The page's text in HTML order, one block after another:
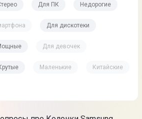
Для ПК Недорогие
Для дискотеки
Для девочек
Маленькие Китайские